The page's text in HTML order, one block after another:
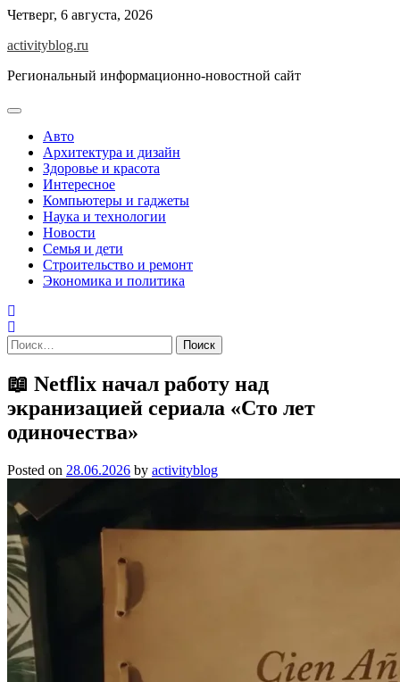
Skip
content
Четверг, 6 августа, 2026
activityblog.ru
Региональный информационно-новостной сайт
Авто
Архитектура и дизайн
Здоровье и красота
Интересное
Компьютеры и гаджеты
Наука и технологии
Новости
Семья и дети
Строительство и ремонт
Экономика и политика
Найти:
📖 Netflix начал работу над
экранизацией сериала «Сто лет
одиночества»
Posted on 28.06.2026 by activityblog